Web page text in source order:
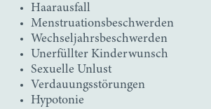
Haarausfall
Menstruationsbeschwerden
Wechseljahrsbeschwerden
Unerfüllter Kinderwunsch
Sexuelle Unlust
Verdauungsstörungen
Hypotonie